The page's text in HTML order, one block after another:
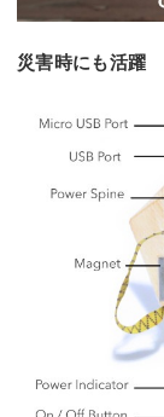
災害時にも活躍